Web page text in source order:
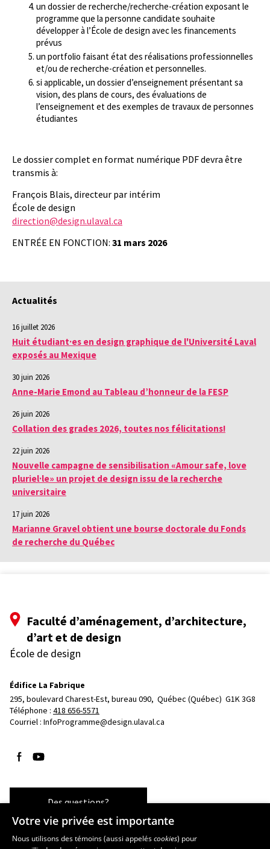
un dossier de recherche/recherche-création exposant le
programme que la personne candidate souhaite
développer à l’École de design avec les financements
prévus
un portfolio faisant état des réalisations professionnelles
et/ou de recherche-création et personnelles.
si applicable, un dossier d’enseignement présentant sa
vision, des plans de cours, des évaluations de
l’enseignement et des exemples de travaux de personnes
étudiantes
Le dossier complet en format numérique PDF devra être
transmis à:
François Blais, directeur par intérim
École de design
direction@design.ulaval.ca
ENTRÉE EN FONCTION: 31 mars 2026
Actualités
16 juillet 2026
Huit étudiant·es en design graphique de l'Université Laval
exposés au Mexique
30 juin 2026
Anne-Marie Emond au Tableau d’honneur de la FESP
26 juin 2026
Collation des grades 2026, toutes nos félicitations!
22 juin 2026
Nouvelle campagne de sensibilisation «Amour safe, love
pluriel·le» un projet de design issu de la recherche
universitaire
17 juin 2026
Marianne Gravel obtient une bourse doctorale du Fonds
de recherche du Québec
Faculté d’aménagement, d’architecture,
d’art et de design
École de design
Édifice La Fabrique
295, boulevard Charest-Est, bureau 090, Québec (Québec)  G1K 3G8
Téléphone : 418 656-5571
Courriel : InfoProgramme@design.ulaval.ca
Suivez-nous sur Facebook
Suivez-nous sur YouTube
Des questions?
Votre vie privée est importante
Nous utilisons des témoins (aussi appeléscookies) pour